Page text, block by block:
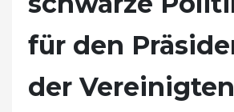
für den
der Vereinigten